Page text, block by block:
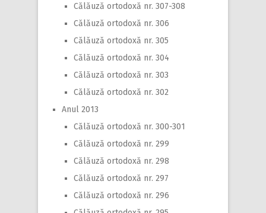
Călăuză ortodoxă nr. 307-308
Călăuză ortodoxă nr. 306
Călăuză ortodoxă nr. 305
Călăuză ortodoxă nr. 304
Călăuză ortodoxă nr. 303
Călăuză ortodoxă nr. 302
Anul 2013
Călăuză ortodoxă nr. 300-301
Călăuză ortodoxă nr. 299
Călăuză ortodoxă nr. 298
Călăuză ortodoxă nr. 297
Călăuză ortodoxă nr. 296